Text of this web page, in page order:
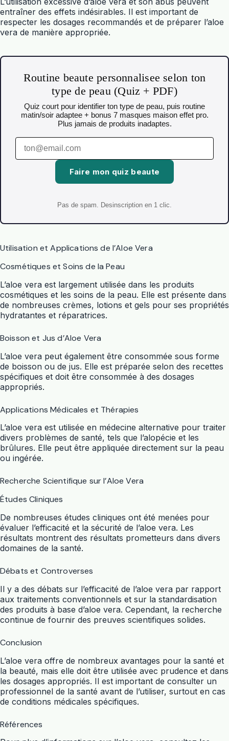
entraîner des effets indésirables. Il est important de
respecter les dosages recommandés et de préparer l’aloe
vera de manière appropriée.
Routine beaute personnalisee selon ton
type de peau (Quiz + PDF)
Quiz court pour identifier ton type de peau, puis routine
matin/soir adaptee + bonus 7 masques maison effet pro.
Plus jamais de produits inadaptes.
Faire mon quiz beaute
Pas de spam. Desinscription en 1 clic.
Utilisation et Applications de l’Aloe Vera
Cosmétiques et Soins de la Peau
L’aloe vera est largement utilisée dans les produits
cosmétiques et les soins de la peau. Elle est présente dans
de nombreuses crèmes, lotions et gels pour ses propriétés
hydratantes et réparatrices.
Boisson et Jus d’Aloe Vera
L’aloe vera peut également être consommée sous forme
de boisson ou de jus. Elle est préparée selon des recettes
spécifiques et doit être consommée à des dosages
appropriés.
Applications Médicales et Thérapies
L’aloe vera est utilisée en médecine alternative pour traiter
divers problèmes de santé, tels que l’alopécie et les
brûlures. Elle peut être appliquée directement sur la peau
ou ingérée.
Recherche Scientifique sur l’Aloe Vera
Études Cliniques
De nombreuses études cliniques ont été menées pour
évaluer l’efficacité et la sécurité de l’aloe vera. Les
résultats montrent des résultats prometteurs dans divers
domaines de la santé.
Débats et Controverses
Il y a des débats sur l’efficacité de l’aloe vera par rapport
aux traitements conventionnels et sur la standardisation
des produits à base d’aloe vera. Cependant, la recherche
continue de fournir des preuves scientifiques solides.
Conclusion
L’aloe vera offre de nombreux avantages pour la santé et
la beauté, mais elle doit être utilisée avec prudence et dans
les dosages appropriés. Il est important de consulter un
professionnel de la santé avant de l’utiliser, surtout en cas
de conditions médicales spécifiques.
Références